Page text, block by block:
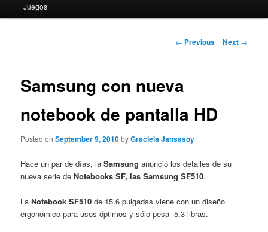
to
Juegos
Post
← Previous Next →
Samsung con nueva
notebook de pantalla HD
Posted onSeptember 9, 2010byGraciela Jansasoy
Hace un par de días, la Samsung anunció los detalles de su
nueva serie deNotebooks SF, las Samsung SF510.
LaNotebook SF510 de 15.6 pulgadas viene con un diseño
ergonómico para usos óptimos y sólo pesa 5.3 libras.